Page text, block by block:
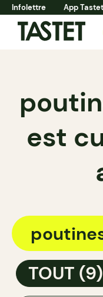
Infolettre App
est
TOUT (9)